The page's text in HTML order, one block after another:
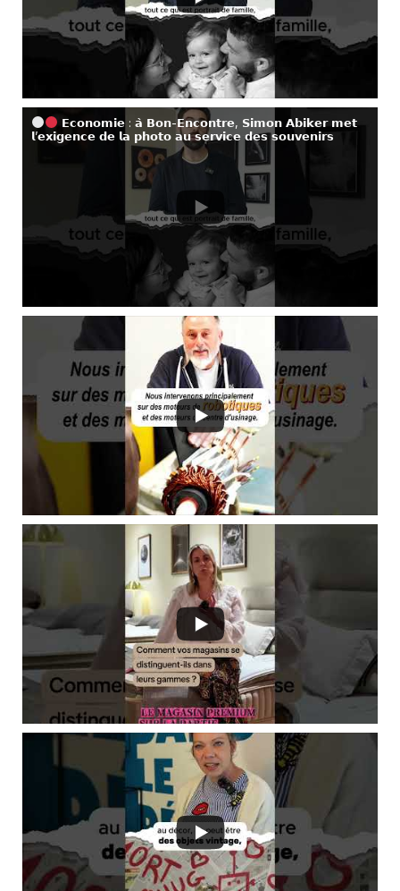
𝗘𝗰𝗼𝗻𝗼𝗺𝗶𝗲 : 𝗮̀ 𝗕𝗼𝗻-𝗘𝗻𝗰𝗼𝗻𝘁𝗿𝗲, 𝗦𝗶𝗺𝗼𝗻 𝗔𝗯𝗶𝗸𝗲𝗿 𝗺𝗲𝘁
𝗹’𝗲𝘅𝗶𝗴𝗲𝗻𝗰𝗲 𝗱𝗲 𝗹𝗮 𝗽𝗵𝗼𝘁𝗼 𝗮𝘂 𝘀𝗲𝗿𝘃𝗶𝗰𝗲 𝗱𝗲𝘀 𝘀𝗼𝘂𝘃𝗲𝗻𝗶𝗿𝘀